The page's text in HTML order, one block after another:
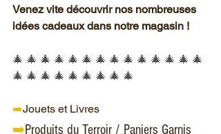
Venez vite découvrir nos nombreuses
idées cadeaux dans notre magasin !
🎄 🎄 🎄 🎄 🎄 🎄 🎄 🎄 🎄 🎄 🎄 🎄 🎄 🎄
🎄 🎄 🎄 🎄 🎄 🎄 🎄 🎄 🎄
➡️Jouets et Livres
➡️Produits du Terroir / Paniers Garnis